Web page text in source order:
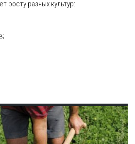
росту разных культур: